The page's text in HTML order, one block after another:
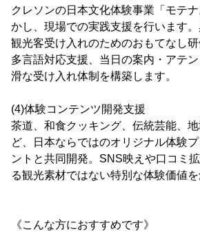
クレソンの日本文化体験事業「モテ
かし、現場での実践支援を行います
観光客受け入れのためのおもてなし研
多言語対応支援、当日の案内・アテ
滑な受け入れ体制を構築します。
(4)体験コンテンツ開発支援
茶道、和食クッキング、伝統芸能、
ど、日本ならではのオリジナル体験
ントと共同開発。SNS映えや口コミ
る観光素材ではない特別な体験価値を
《こんな方におすすめです》